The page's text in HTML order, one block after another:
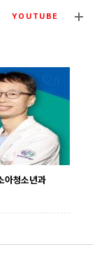
YOUTUBE
아청소년과